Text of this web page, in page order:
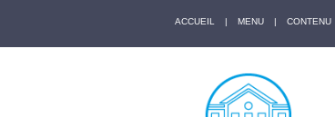
ACCUEIL | MENU | CONTENU